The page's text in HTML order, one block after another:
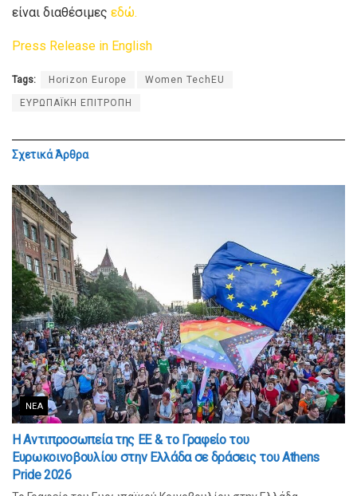
είναι διαθέσιμες εδώ.
Press Release in English
Tags: Horizon Europe Women TechEU
ΕΥΡΩΠΑΪΚΗ ΕΠΙΤΡΟΠΗ
ΣχετικάΆρθρα
ΝΈΑ
Η Αντιπροσωπεία της ΕΕ & το Γραφείο του
Ευρωκοινοβουλίου στην Ελλάδα σε δράσεις του Athens
Pride 2026